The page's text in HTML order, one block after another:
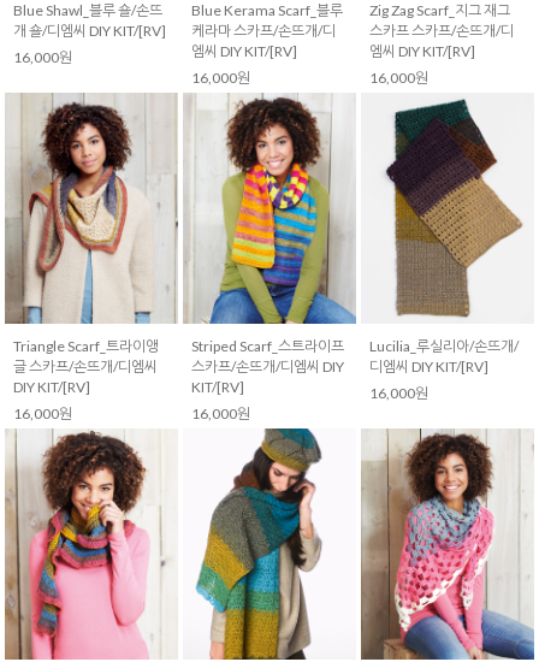
Blue Shawl_블루 숄/손뜨
개 숄/디엠씨 DIY KIT/[RV]
16,000원
Blue Kerama Scarf_블루
케라마 스카프/손뜨개/디
엠씨 DIY KIT/[RV]
16,000원
Zig Zag Scarf_지그 재그
스카프 스카프/손뜨개/디
엠씨 DIY KIT/[RV]
16,000원
Triangle Scarf_트라이앵
글 스카프/손뜨개/디엠씨
DIY KIT/[RV]
16,000원
Striped Scarf_스트라이프
스카프/손뜨개/디엠씨 DIY
KIT/[RV]
16,000원
Lucilia_루실리아/손뜨개/
디엠씨 DIY KIT/[RV]
16,000원